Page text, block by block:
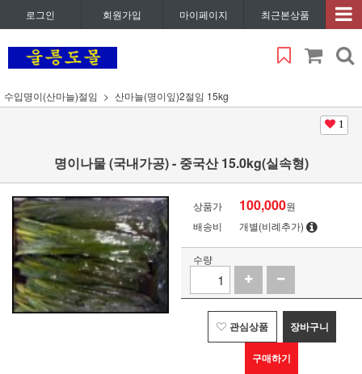
로그인 회원가입 마이페이지 최근본상품
수입명이(산마늘)절임 산마늘(명이잎)2절임 15kg
1
명이나물 (국내가공) - 중국산 15.0kg(실속형)
상품가 100,000원
배송비
개별(비례추가)
수량
관심상품 장바구니
구매하기